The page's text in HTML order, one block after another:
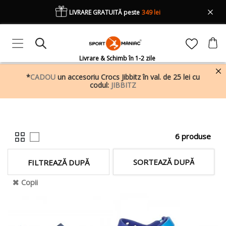
Livrare & Schimb în 1-2 zile
LIVRARE GRATUITĂ peste 349 lei
*CADOU un accesoriu Crocs Jibbitz în val. de 25 lei cu
codul: JIBBITZ
6 produse
SORTEAZĂ DUPĂ
FILTREAZĂ DUPĂ
Copii